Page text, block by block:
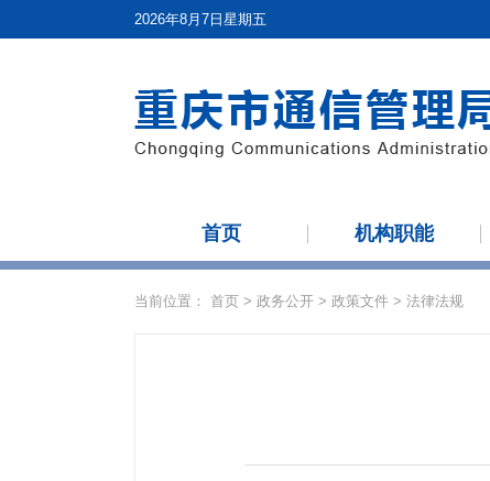
2026年8月7日星期五
首页 机构职能
当前位置： 首页 > 政务公开 > 政策文件 > 法律法规